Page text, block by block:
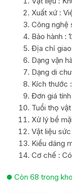
Xuất xứ :
Công nghệ
Bảo hành :
Địa chỉ
Dạng vận
Dạng di
Kích thước
Đơn giá
Tuổi thọ
Xử lý bề
Vật liệu
Kiểu dáng
Cơ chế :
Còn 68 trong kho